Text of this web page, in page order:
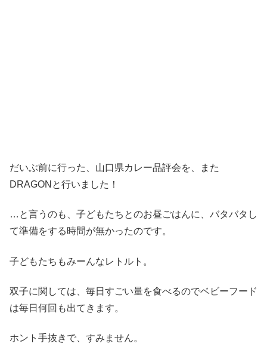
だいぶ前に行った、山口県カレー品評会を、また
DRAGONと行いました！
…と言うのも、子どもたちとのお昼ごはんに、バタバタし
て準備をする時間が無かったのです。
子どもたちもみーんなレトルト。
双子に関しては、毎日すごい量を食べるのでベビーフード
は毎日何回も出てきます。
ホント手抜きで、すみません。